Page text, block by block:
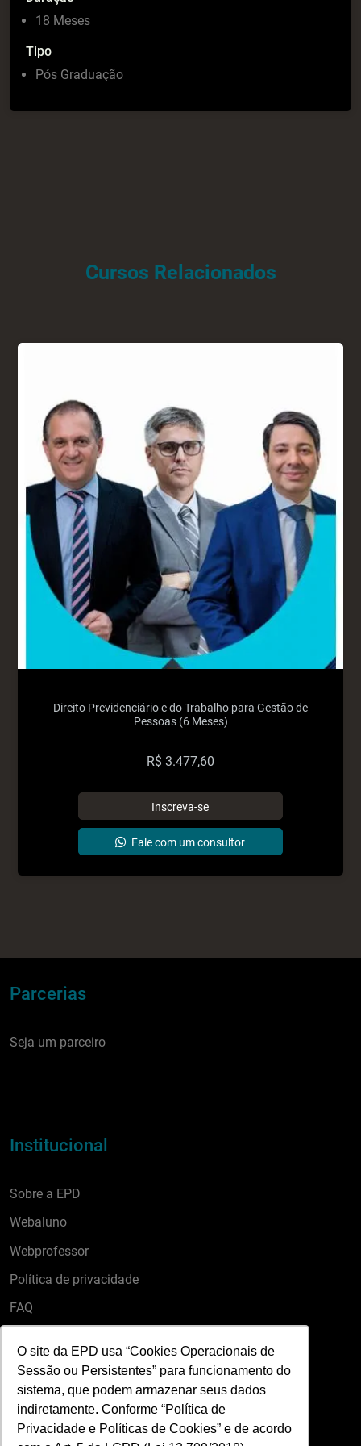
O site da EPD usa “Cookies Operacionais de
Sessão ou Persistentes” para funcionamento do
sistema, que podem armazenar seus dados
indiretamente. Conforme “Política de
Privacidade e Políticas de Cookies” e de acordo
18 Meses
Tipo
Pós Graduação
Cursos Relacionados
Direito Previdenciário e do Trabalho para Gestão de
Pessoas (6 Meses)
R$ 3.477,60
Parcerias
Seja um parceiro
Institucional
Sobre a EPD
Webaluno
Webprofessor
Política de privacidade
FAQ
Cursos